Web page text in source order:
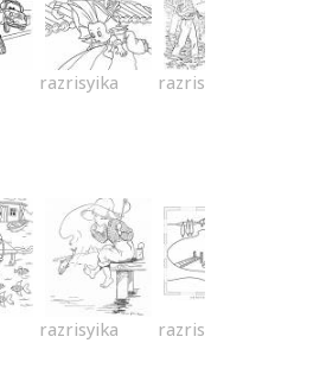
razrisyika razrisyika
razrisyika razrisyika